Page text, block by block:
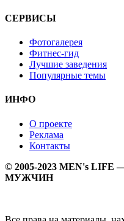
СЕРВИСЫ
Фотогалерея
Фитнес-гид
Лучшие заведения
Популярные темы
ИНФО
О проекте
Реклама
Контакты
© 2005-2023 MEN's
МУЖЧИН